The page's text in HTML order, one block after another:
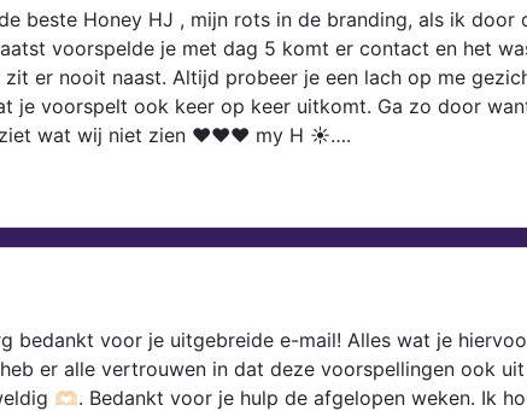
beste Honey HJ , mijn rots in de branding, als ik
voorspelde je met dag 5 komt er contact en het
er nooit naast. Altijd probeer je een lach op me
je voorspelt ook keer op keer uitkomt. Ga zo door
ziet wat wij niet zien ❤️❤️❤️ my H ☀️….
bedankt voor je uitgebreide e-mail! Alles wat je
er alle vertrouwen in dat deze voorspellingen ook
🫶🏻. Bedankt voor je hulp de afgelopen weken. Ik